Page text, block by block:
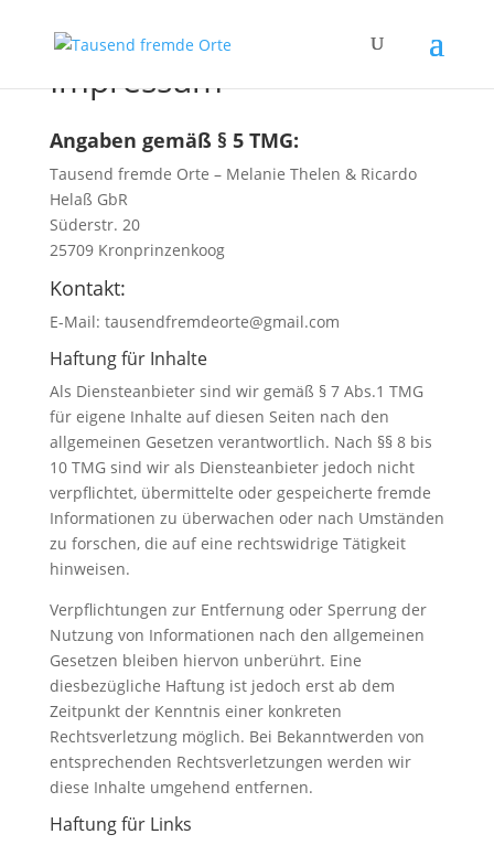
Impressum
Angaben gemäß § 5 TMG:
Tausend fremde Orte – Melanie Thelen & Ricardo
Helaß GbR
Süderstr. 20
25709 Kronprinzenkoog
Kontakt:
E-Mail: tausendfremdeorte@gmail.com
Haftung für Inhalte
Als Diensteanbieter sind wir gemäß § 7 Abs.1 TMG
für eigene Inhalte auf diesen Seiten nach den
allgemeinen Gesetzen verantwortlich. Nach §§ 8 bis
10 TMG sind wir als Diensteanbieter jedoch nicht
verpflichtet, übermittelte oder gespeicherte fremde
Informationen zu überwachen oder nach Umständen
zu forschen, die auf eine rechtswidrige Tätigkeit
hinweisen.
Verpflichtungen zur Entfernung oder Sperrung der
Nutzung von Informationen nach den allgemeinen
Gesetzen bleiben hiervon unberührt. Eine
diesbezügliche Haftung ist jedoch erst ab dem
Zeitpunkt der Kenntnis einer konkreten
Rechtsverletzung möglich. Bei Bekanntwerden von
entsprechenden Rechtsverletzungen werden wir
diese Inhalte umgehend entfernen.
Haftung für Links